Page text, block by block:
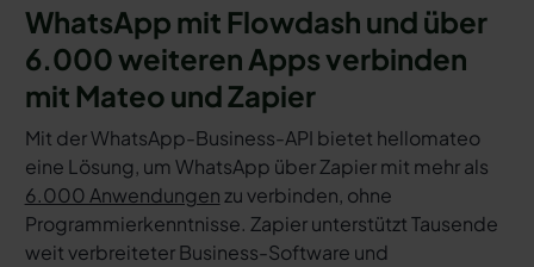
WhatsApp mit Flowdash und über
6.000 weiteren Apps verbinden
mit Mateo und Zapier
Mit der WhatsApp-Business-API bietet hellomateo
eine Lösung, um WhatsApp über Zapier mit mehr als
6.000 Anwendungenzu verbinden, ohne
Programmierkenntnisse. Zapier unterstützt Tausende
weit verbreiteter Business-Software und